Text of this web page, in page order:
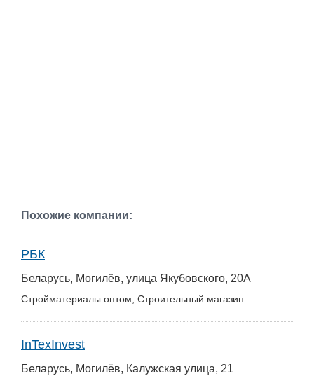
Похожие компании:
РБК
Беларусь, Могилёв, улица Якубовского, 20А
Стройматериалы оптом, Строительный магазин
InTexInvest
Беларусь, Могилёв, Калужская улица, 21